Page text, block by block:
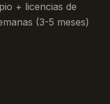
+ licencias de
(3-5 meses)